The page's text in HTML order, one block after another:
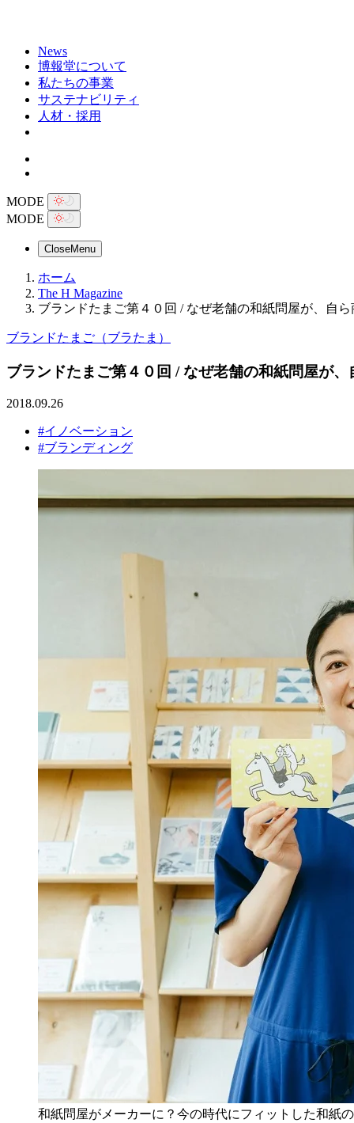
News
博報堂について
私たちの事業
サステナビリティ
人材・採用
MODE
MODE
CloseMenu
ホーム
The H Magazine
ブランドたまご第４０回 / なぜ老舗の和紙問屋が、自
ブランドたまご（ブラたま）
ブランドたまご第４０回 / なぜ老舗の和紙問屋が
2018.09.26
#イノベーション
#ブランディング
和紙問屋がメーカーに？今の時代にフィットした和紙